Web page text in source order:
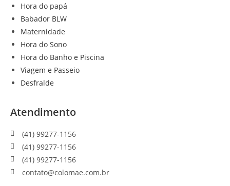
Hora do papá
Babador BLW
Maternidade
Hora do Sono
Hora do Banho e Piscina
Viagem e Passeio
Desfralde
Atendimento
(41) 99277-1156
(41) 99277-1156
(41) 99277-1156
contato@colomae.com.br